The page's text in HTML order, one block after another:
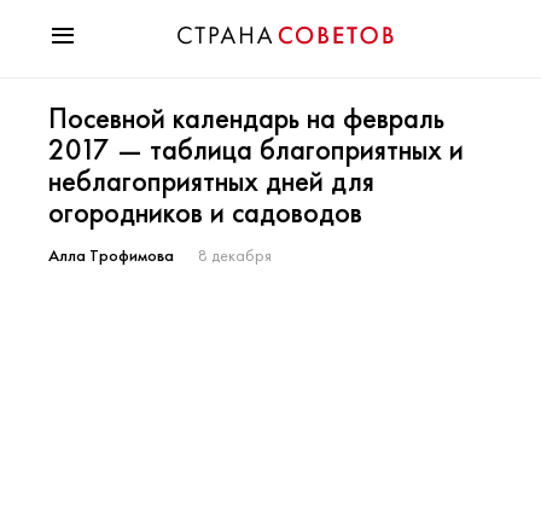
Мода
Звезды
Гороскопы
Здоровье
Психология
Посевной календарь на февраль
2017 — таблица благоприятных и
неблагоприятных дней для
огородников и садоводов
Алла Трофимова 8 декабря